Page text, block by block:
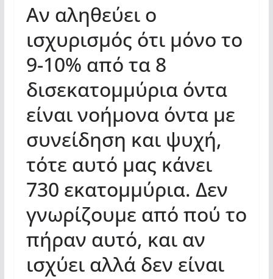
Αν αληθεύει ο
ισχυρισμός ότι μόνο το
9-10% από τα 8
δισεκατομμύρια όντα
είναι νοήμονα όντα με
συνείδηση ​​και ψυχή,
τότε αυτό μας κάνει
730 εκατομμύρια. Δεν
γνωρίζουμε από πού το
πήραν αυτό, και αν
ισχύει αλλά δεν είναι